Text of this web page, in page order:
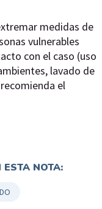
medidas de
vulnerables
con el caso (uso
lavado de
el
NOTA: